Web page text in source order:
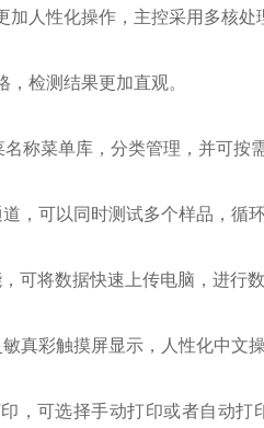
人性化操作，主控采用多核处
检测结果更加直观。
菜单库，分类管理，并可按
可以同时测试多个样品，循
将数据快速上传电脑，进行
彩触摸屏显示，人性化中文
可选择手动打印或者自动打